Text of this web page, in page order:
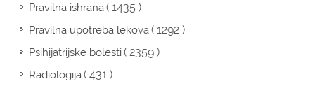
Pravilna ishrana( 1435 )
Pravilna upotreba lekova( 1292 )
Psihijatrijske bolesti( 2359 )
Radiologija( 431 )